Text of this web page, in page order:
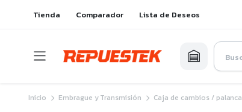
Tienda Comparador Lista de Deseos
Inicio Embrague y Transmisión Caja de cambios / palanca